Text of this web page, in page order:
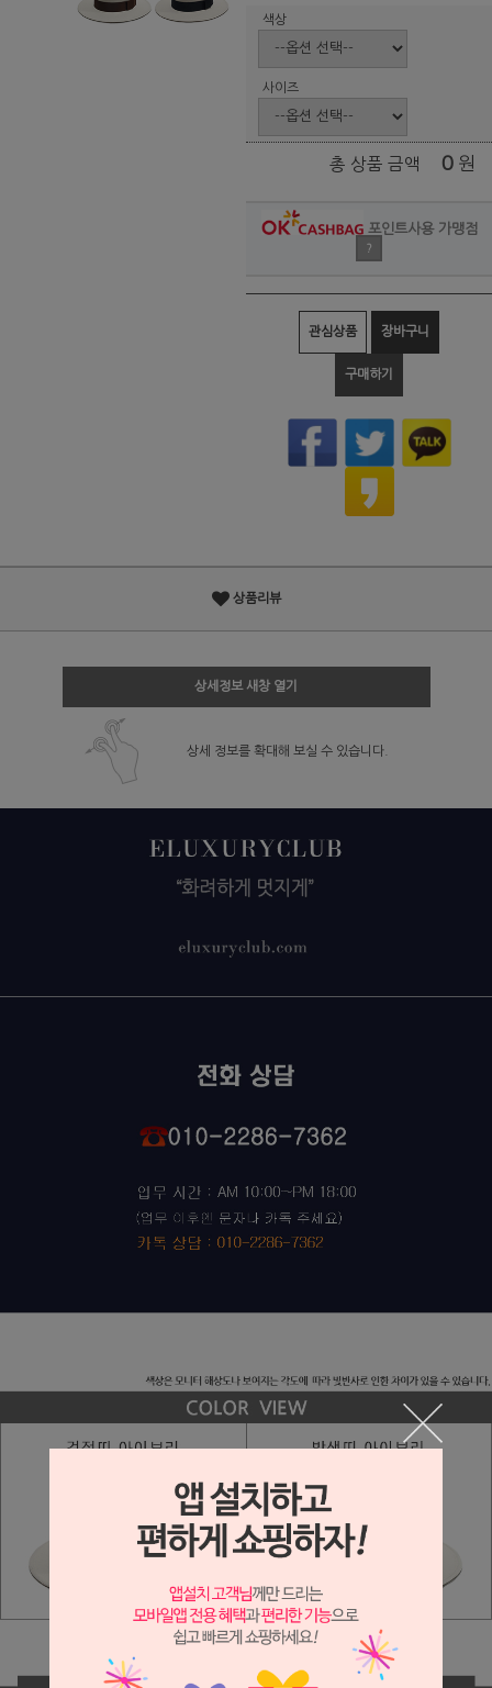
색상
사이즈
총 상품 금액 0 원
포인트사용 가맹점
?
관심상품 장바구니
구매하기
상품리뷰
상세정보 새창 열기
상세 정보를 확대해 보실 수 있습니다.